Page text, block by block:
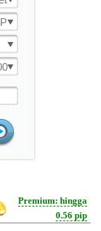
Unit )
Premium: hingga
0.56 pip